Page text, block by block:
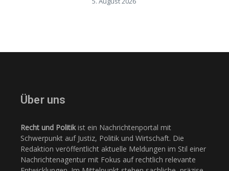
Über uns
Recht und Politikist ein Nachrichtenportal mit
Schwerpunkt auf Justiz, Politik und Wirtschaft. Die
Redaktion veröffentlicht aktuelle Meldungen im Stil einer
Nachrichtenagentur mit Fokus auf rechtlich relevante